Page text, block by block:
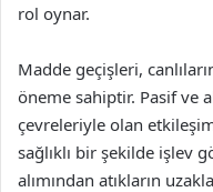
rol oynar.
Madde geçişleri,
öneme sahiptir. Pasif ve
çevreleriyle olan
sağlıklı bir şekilde işlev
alımından atıkların